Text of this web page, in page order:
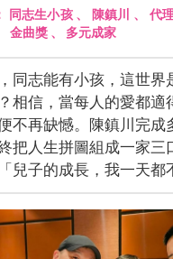
同志生小孩、 陳鎮川 、 代
金曲獎 、 多元成家
同志能有小孩，這世界
相信，當每人的愛都適
不再缺憾。陳鎮川完成
把人生拼圖組成一家三
兒子的成長，我一天都